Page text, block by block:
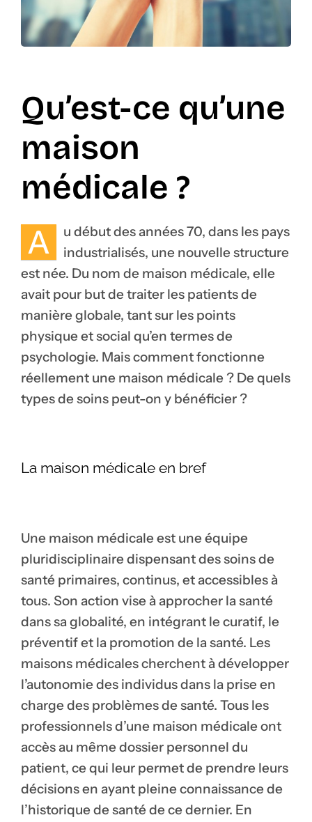
Qu’est-ce qu’une
maison
médicale ?
A
u début des années 70, dans les pays
industrialisés, une nouvelle structure
est née. Du nom de maison médicale, elle
avait pour but de traiter les patients de
manière globale, tant sur les points
physique et social qu’en termes de
psychologie. Mais comment fonctionne
réellement une maison médicale ? De quels
types de soins peut-on y bénéficier ?
La maison médicale en bref
Une maison médicale est une équipe
pluridisciplinaire dispensant des soins de
santé primaires, continus, et accessibles à
tous. Son action vise à approcher la santé
dans sa globalité, en intégrant le curatif, le
préventif et la promotion de la santé. Les
maisons médicales cherchent à développer
l’autonomie des individus dans la prise en
charge des problèmes de santé. Tous les
professionnels d’une maison médicale ont
accès au même dossier personnel du
patient, ce qui leur permet de prendre leurs
décisions en ayant pleine connaissance de
l’historique de santé de ce dernier. En